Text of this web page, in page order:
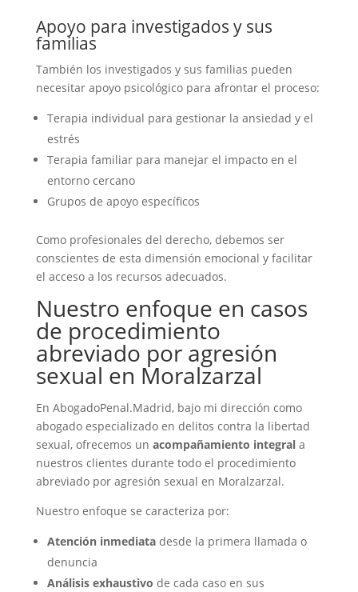
Apoyo para investigados y sus
familias
También los investigados y sus familias pueden
necesitar apoyo psicológico para afrontar el proceso:
Terapia individual para gestionar la ansiedad y el
estrés
Terapia familiar para manejar el impacto en el
entorno cercano
Grupos de apoyo específicos
Como profesionales del derecho, debemos ser
conscientes de esta dimensión emocional y facilitar
el acceso a los recursos adecuados.
Nuestro enfoque en casos
de procedimiento
abreviado por agresión
sexual en Moralzarzal
En AbogadoPenal.Madrid, bajo mi dirección como
abogado especializado en delitos contra la libertad
sexual, ofrecemos un acompañamiento integrala
nuestros clientes durante todo el procedimiento
abreviado por agresión sexual en Moralzarzal.
Nuestro enfoque se caracteriza por:
Atención inmediatadesde la primera llamada o
denuncia
Análisis exhaustivo de cada caso en sus